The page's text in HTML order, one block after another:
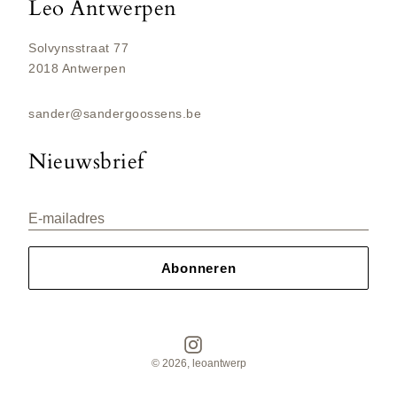
Leo Antwerpen
Solvynsstraat 77
2018 Antwerpen
sander@sandergoossens.be
Nieuwsbrief
E-mailadres
Abonneren
Instagram
© 2026, leoantwerp